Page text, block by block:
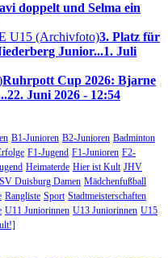
doppelt und Selma ein
3. Platz für
Junior...1. Juli
Ruhrpott Cup 2026: Bjarne
22. Juni 2026 - 12:54
B1-Junioren B2-Junioren Badminton
F1-Jugend F1-Junioren F2-
Heimaterde Hier ist Kult JHV
Duisburg Damen Mädchenfußball
Rangliste Sport Stadtmeisterschaften
U11 Juniorinnen U13 Juniorinnen U15